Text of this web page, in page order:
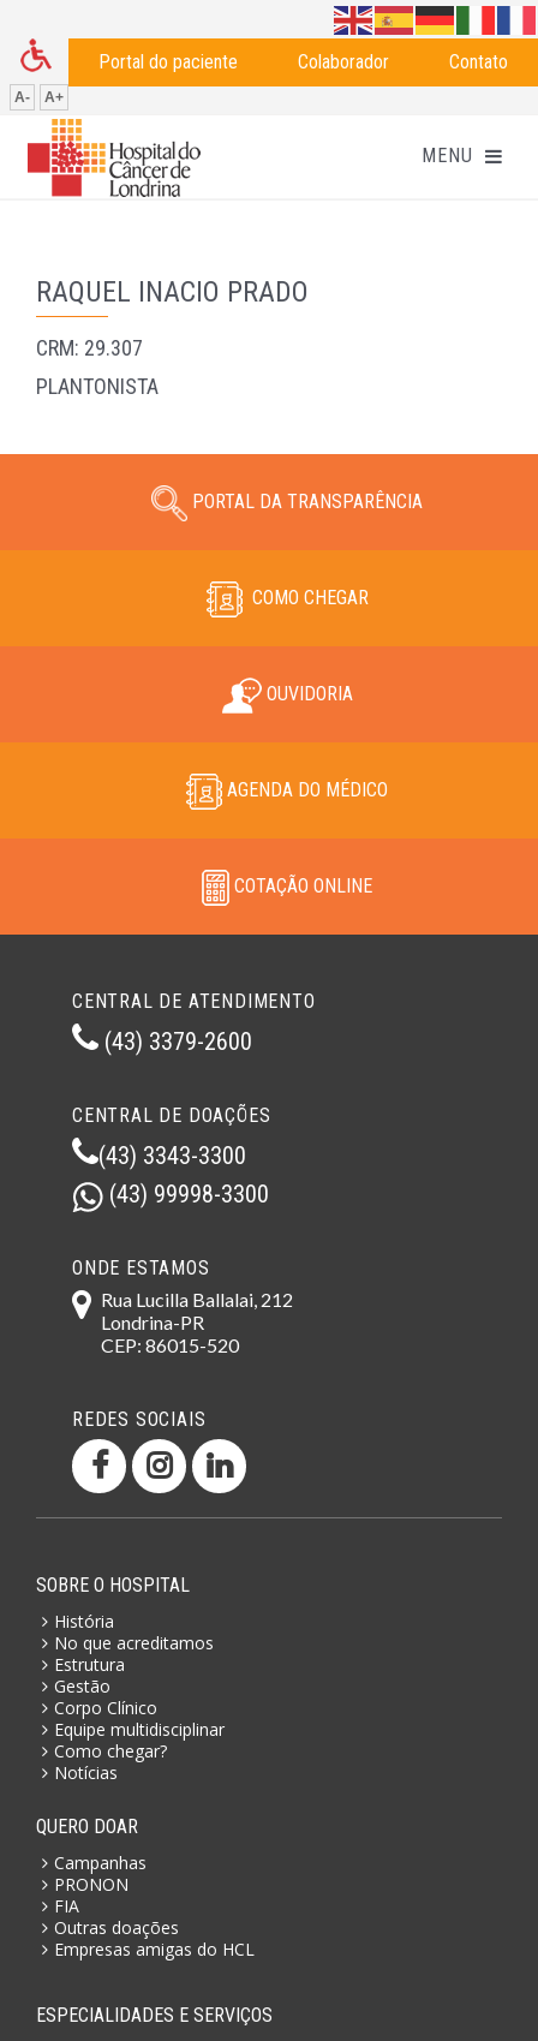
Portal do paciente Colaborador Contato
A- A+
RAQUEL INACIO PRADO
CRM: 29.307
PLANTONISTA
PORTAL DA TRANSPARÊNCIA
COMO CHEGAR
OUVIDORIA
AGENDA DO MÉDICO
COTAÇÃO ONLINE
CENTRAL DE ATENDIMENTO
(43) 3379-2600
CENTRAL DE DOAÇÕES
(43) 3343-3300
(43) 99998-3300
ONDE ESTAMOS
Rua Lucilla Ballalai, 212
Londrina-PR
CEP: 86015-520
REDES SOCIAIS
SOBRE O HOSPITAL
História
No que acreditamos
Estrutura
Gestão
Corpo Clínico
Equipe multidisciplinar
Como chegar?
Notícias
QUERO DOAR
Campanhas
PRONON
FIA
Outras doações
Empresas amigas do HCL
ESPECIALIDADES E SERVIÇOS